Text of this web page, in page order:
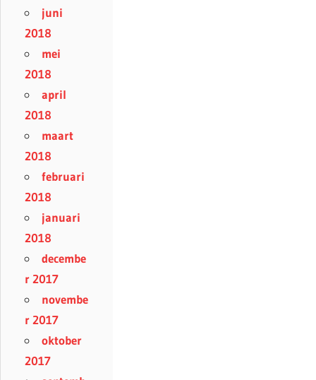
juni
2018
mei
2018
april
2018
maart
2018
februari
2018
januari
2018
decembe
r 2017
novembe
r 2017
oktober
2017